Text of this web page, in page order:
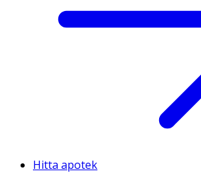
Hitta apotek